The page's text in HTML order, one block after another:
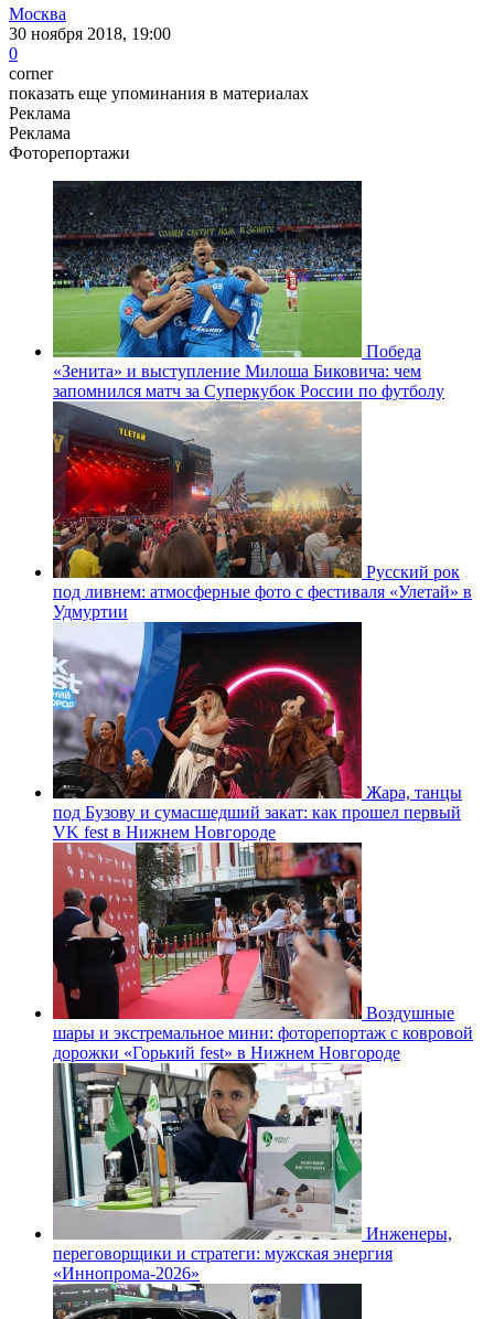
Москва
30 ноября 2018, 19:00
0
corner
показать еще упоминания в материалах
Реклама
Реклама
Фоторепортажи
Победа
«Зенита» и выступление Милоша Биковича: чем
запомнился матч за Суперкубок России по футболу
Русский рок
под ливнем: атмосферные фото с фестиваля «Улетай» в
Удмуртии
Жара, танцы
под Бузову и сумасшедший закат: как прошел первый
VK fest в Нижнем Новгороде
Воздушные
шары и экстремальное мини: фоторепортаж с ковровой
дорожки «Горький fest» в Нижнем Новгороде
Инженеры,
переговорщики и стратеги: мужская энергия
«Иннопрома-2026»